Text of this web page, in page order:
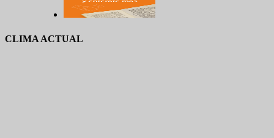
CLIMA ACTUAL